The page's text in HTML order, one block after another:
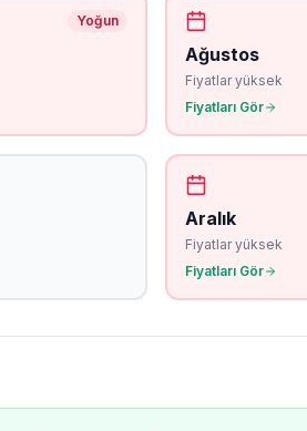
Yoğun
Ağustos
Fiyatlar yüksek
Fiyatları Gör
Aralık
Fiyatlar yüksek
Fiyatları Gör